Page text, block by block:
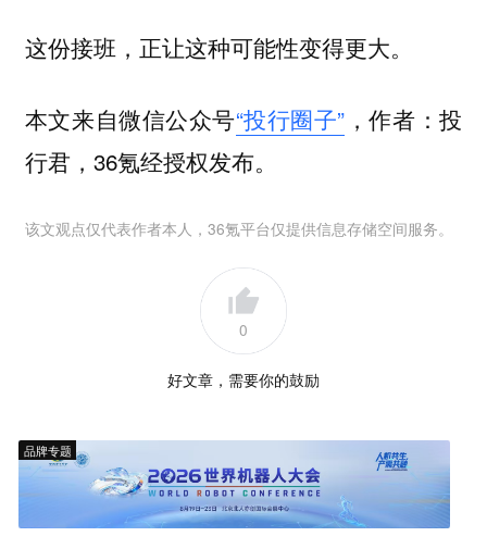
这份接班，正让这种可能性变得更大。
本文来自微信公众号“投行圈子” ，作者：投
行君，36氪经授权发布。
该文观点仅代表作者本人，36氪平台仅提供信息存储空间服务。
0
好文章，需要你的鼓励
品牌专题